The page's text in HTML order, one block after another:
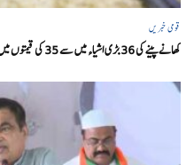
قومی خبریں
کھانے پینے کی 36 بڑی اشیاء میں سے 35 کی قیمتوں میں اضافہ